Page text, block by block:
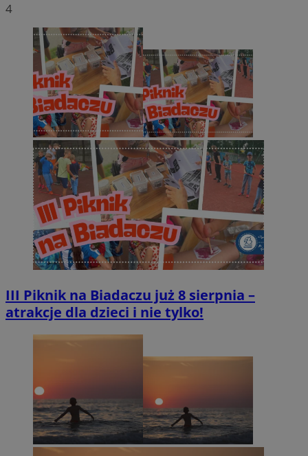
4
III Piknik na Biadaczu już 8 sierpnia –
atrakcje dla dzieci i nie tylko!